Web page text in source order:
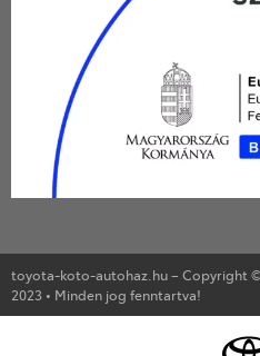
toyota-koto-autohaz.hu – Copyright
2023 • Minden jog fenntartva!